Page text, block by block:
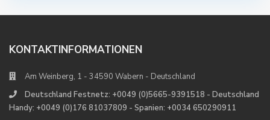
KONTAKTINFORMATIONEN
Am Weinberg, 1 - 34590 Wabern - Deutschland
Deutschland Festnetz: +0049 (0)5665-9391518 - Deutschland
Handy: +0049 (0)176 81037809 - Spanien: +0034 650290911